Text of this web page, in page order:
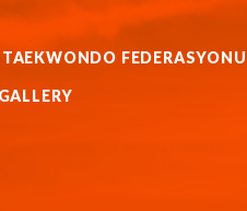
FEDERASYONU
KUNG FU